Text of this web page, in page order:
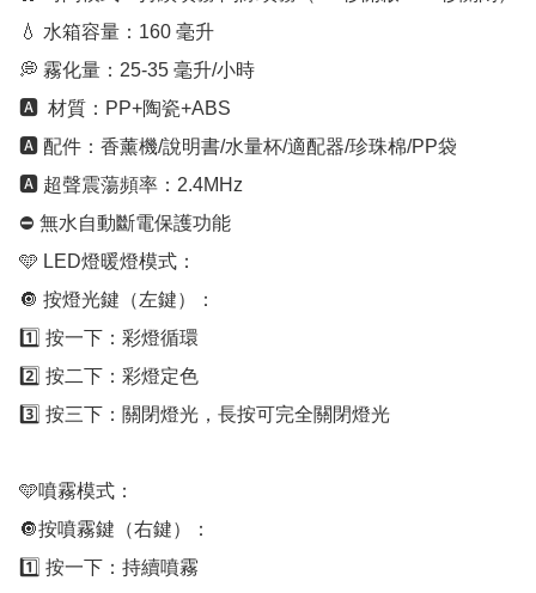
💧 水箱容量：160 毫升
💭 霧化量：25-35 毫升/小時
🅰️  材質：PP+陶瓷+ABS
🅰️ 配件：香薰機/說明書/水量杯/適配器/珍珠棉/PP袋
🅰️ 超聲震蕩頻率：2.4MHz
⛔ 無水自動斷電保護功能
🩵 LED燈暖燈模式：
🔘 按燈光鍵（左鍵）：
1️⃣ 按一下：彩燈循環
2️⃣ 按二下：彩燈定色
3️⃣ 按三下：關閉燈光，長按可完全關閉燈光
🩵噴霧模式：
🔘按噴霧鍵（右鍵）：
1️⃣ 按一下：持續噴霧